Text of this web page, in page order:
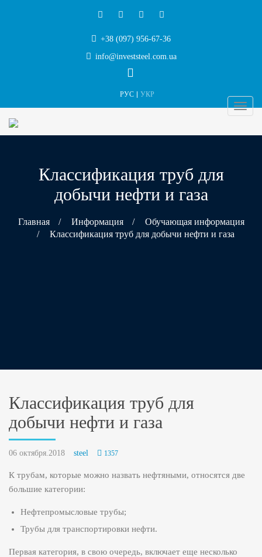
+38 (097) 956-67-36
info@investsteel.com.ua
РУС УКР
Классификация труб для
добычи нефти и газа
Главная / Информация /
Обучающая информация
/
Классификация труб для добычи нефти и газа
Классификация труб для
добычи нефти и газа
06 октября.2018 steel 1357
К трубам, которые можно назвать нефтяными, относятся две
большие категории:
Нефтепромысловые трубы;
Трубы для транспортировки нефти.
Первая категория, в свою очередь, включает еще несколько